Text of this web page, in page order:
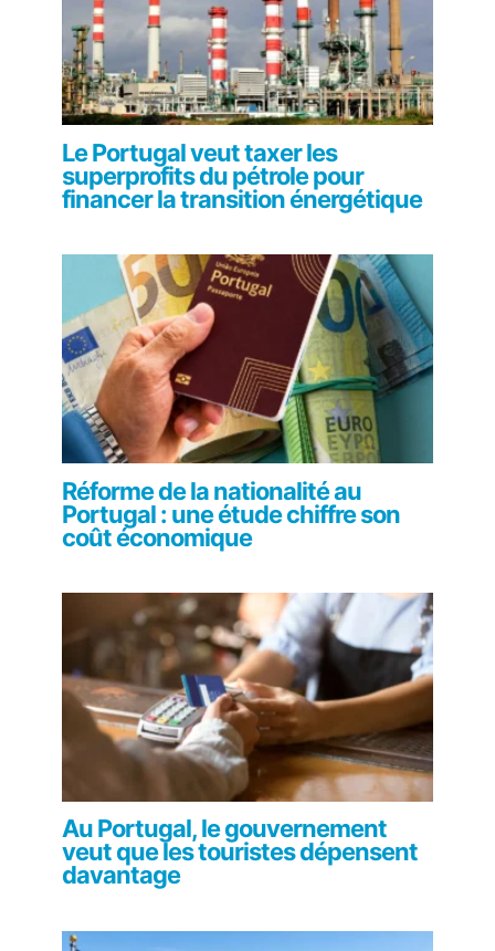
Le Portugal veut taxer les
superprofits du pétrole pour
financer la transition énergétique
Réforme de la nationalité au
Portugal : une étude chiffre son
coût économique
Au Portugal, le gouvernement
veut que les touristes dépensent
davantage